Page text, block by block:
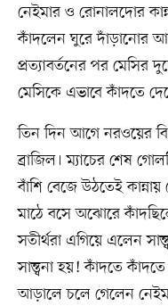
নেইমার ও রোনালদোর
কাঁদলেন ঘুরে দাঁড়ানোর
প্রত্যাবর্তনের পর মেসির
মেসিকে এভাবে কাঁদতে
তিন দিন আগে নরওয়ের
ব্রাজিল। ম্যাচের শেষ
বাঁশি বেজে উঠতেই কান্নায়
মাঠে বসে অঝোরে
সতীর্থরা এগিয়ে এলেন
সান্ত্বনা হয়! কাঁদতে
আড়ালে চলে গেলেন